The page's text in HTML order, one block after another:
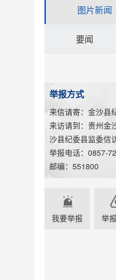
图片新闻
要闻
举报方式
来信请寄：金沙县
来访请到：贵州金
沙县纪委县监委信
举报电话：0857-
邮编：551800
我要举报 举